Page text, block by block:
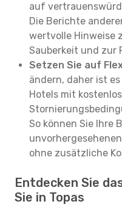
auf
Die Berichte
wertvolle Hinweise
Sauberkeit und zur
Setzen Sie auf
ändern, daher ist
Hotels mit
So können Sie Ihre
ohne zusätzliche
Entdecken Sie
Sie in Topas